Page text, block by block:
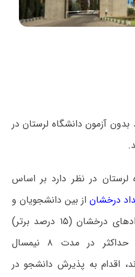
آزمون دانشگاه لرستان در
لرستان در نظر دارد بر اساس
درخشان از بین دانشجویان و
دانش‌آموختگان مشمول استعدادهای درخشان (۱۵ درصد برتر)
مقطع کارشناسی پیوسته که حداکثر در مدت ۸ نیمسال
اقدام به پذیرش دانشجو در